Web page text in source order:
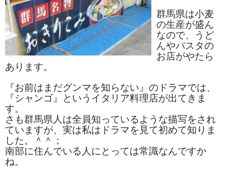
群馬県は小麦
の生産が盛ん
なので、うど
んやパスタの
お店がやたら
あります。
『お前はまだグンマを知らない』のドラマでは、
『シャンゴ』というイタリア料理店が出てきま
す。
さも群馬県人は全員知っているような描写をされ
ていますが、実は私はドラマを見て初めて知りま
した。＾＾；
南部に住んでいる人にとっては常識なんですか
ね。